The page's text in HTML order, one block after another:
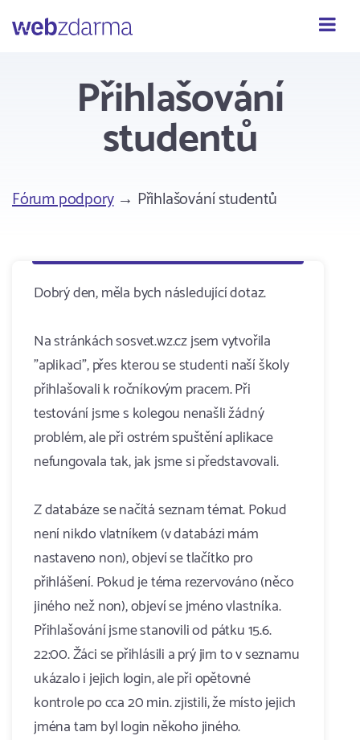
Webzdarma
Přihlašování
studentů
Fórum podpory→ Přihlašování studentů
Dobrý den, měla bych následující dotaz.
Na stránkách sosvet.wz.cz jsem vytvořila
"aplikaci", přes kterou se studenti naší školy
přihlašovali k ročníkovým pracem. Při
testování jsme s kolegou nenašli žádný
problém, ale při ostrém spuštění aplikace
nefungovala tak, jak jsme si představovali.
Z databáze se načítá seznam témat. Pokud
není nikdo vlatníkem (v databázi mám
nastaveno non), objeví se tlačítko pro
přihlášení. Pokud je téma rezervováno (něco
jiného než non), objeví se jméno vlastníka.
Přihlašování jsme stanovili od pátku 15.6.
22:00. Žáci se přihlásili a prý jim to v seznamu
ukázalo i jejich login, ale při opětovné
kontrole po cca 20 min. zjistili, že místo jejich
jména tam byl login někoho jiného.